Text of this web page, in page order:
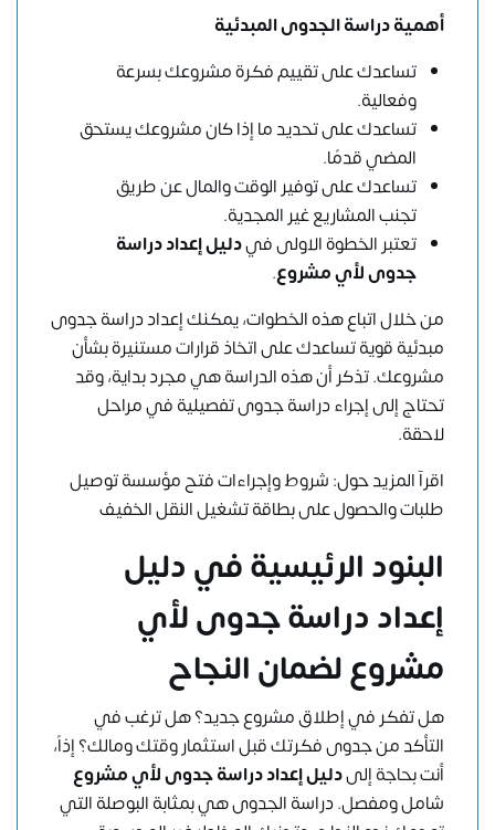
أهمية دراسة الجدوى المبدئية
تساعدك على تقييم فكرة مشروعك بسرعة
وفعالية.
تساعدك على تحديد ما إذا كان مشروعك يستحق
المضي قدمًا.
تساعدك على توفير الوقت والمال عن طريق
تجنب المشاريع غير المجدية.
تعتبر الخطوة الاولى فيدليل إعداد دراسة
جدوى لأي مشروع.
من خلال اتباع هذه الخطوات، يمكنك إعداد دراسة جدوى
مبدئية قوية تساعدك على اتخاذ قرارات مستنيرة بشأن
مشروعك. تذكر أن هذه الدراسة هي مجرد بداية، وقد
تحتاج إلى إجراء دراسة جدوى تفصيلية في مراحل
لاحقة.
اقرآ المزيد حول:شروط وإجراءات فتح مؤسسة توصيل
طلبات والحصول على بطاقة تشغيل النقل الخفيف
البنود الرئيسية في دليل
إعداد دراسة جدوى لأي
مشروع لضمان النجاح
هل تفكر في إطلاق مشروع جديد؟ هل ترغب في
التأكد من جدوى فكرتك قبل استثمار وقتك ومالك؟ إذاً،
أنت بحاجة إلىدليل إعداد دراسة جدوى لأي مشروع
شامل ومفصل. دراسة الجدوى هي بمثابة البوصلة التي